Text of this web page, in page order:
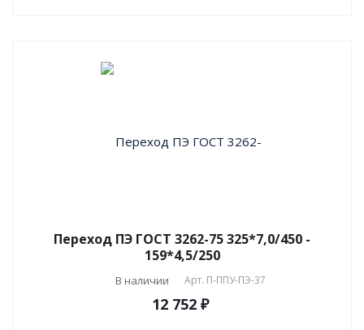
Переход ПЭ ГОСТ 3262-75 325*7,0/450 -
159*4,5/250
В наличии Арт. П-ППУ-ПЭ-37
12 752 ₽